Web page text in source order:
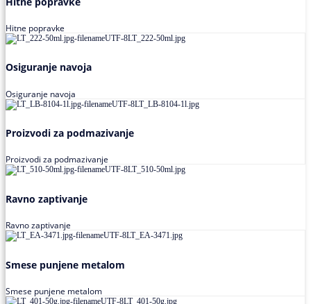
Hitne popravke
Osiguranje navoja
Osiguranje navoja
Proizvodi za podmazivanje
Proizvodi za podmazivanje
Ravno zaptivanje
Ravno zaptivanje
Smese punjene metalom
Smese punjene metalom